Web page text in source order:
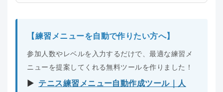
【練習メニューを自動で作りたい方へ】
参加人数やレベルを入力するだけで、最適な練習メ
ニューを提案してくれる無料ツールを作りました！
▶︎ テニス練習メニュー自動作成ツール｜人